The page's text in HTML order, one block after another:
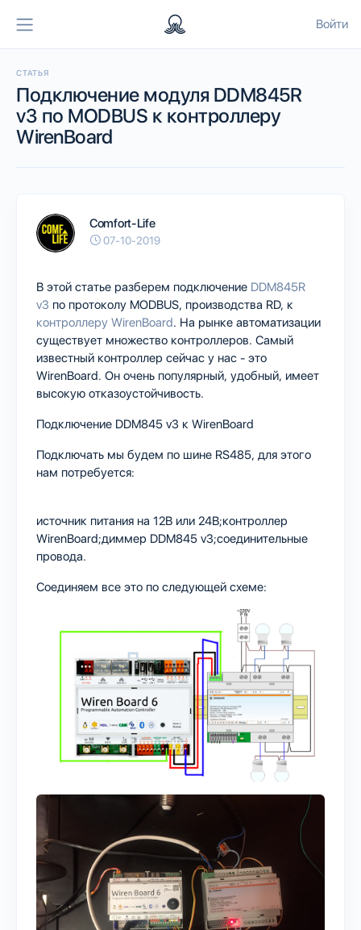
Войти
СТАТЬЯ
Подключение модуля DDM845R
v3 по MODBUS к контроллеру
WirenBoard
Comfort-Life
07-10-2019
В этой статье разберем подключение DDM845R
v3 по протоколу MODBUS, производства RD, к
контроллеру WirenBoard. На рынке автоматизации
существует множество контроллеров. Самый
известный контроллер сейчас у нас - это
WirenBoard. Он очень популярный, удобный, имеет
высокую отказоустойчивость.
Подключение DDM845 v3 к WirenBoard
Подключать мы будем по шине RS485, для этого
нам потребуется:
источник питания на 12В или 24В;контроллер
WirenBoard;диммер DDM845 v3;соединительные
провода.
Соединяем все это по следующей схеме: